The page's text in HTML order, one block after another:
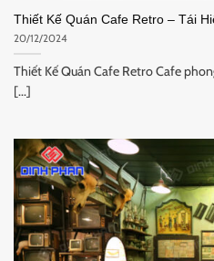
Thiết Kế Quán Cafe Retro – Tái
20/12/2024
Thiết Kế Quán Cafe Retro Cafe
[...]